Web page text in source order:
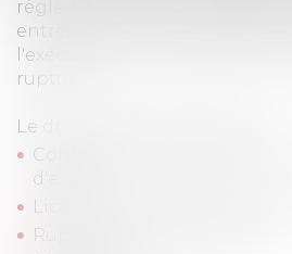
règles juridiques qui régissent
entreprise, de l'embauche, en
l'exécution du contrat de
rupture.
Le droit du travail c'est aussi :
Contrat de travail
d'essai)
Licenciement (amiable,
Rupture conventionnelle